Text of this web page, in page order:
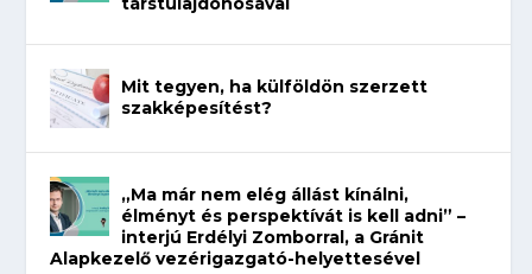
Mit tegyen, ha külföldön szerzett
szakképesítést?
„Ma már nem elég állást kínálni,
élményt és perspektívát is kell adni” –
interjú Erdélyi Zomborral, a Gránit
Alapkezelő vezérigazgató-helyettesével